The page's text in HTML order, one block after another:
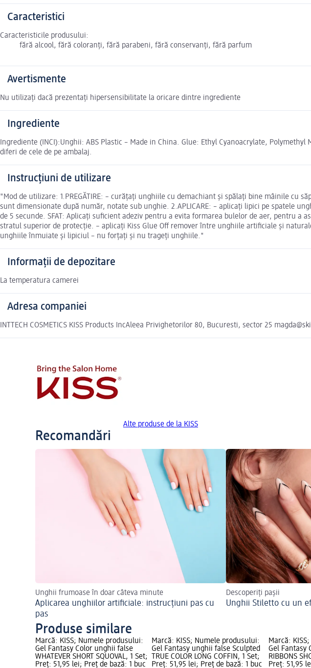
Caracteristici
Caracteristicile produsului:
fără alcool, fără coloranți, fără parabeni, fără conservanți, fără parfum
Avertismente
Nu utilizați dacă prezentați hipersensibilitate la oricare dintre ingrediente
Ingrediente
Ingrediente (INCI):Unghii: ABS Plastic – Made in China. Glue: Ethyl Cyanoacrylate,
diferi de cele de pe ambalaj.
Instrucțiuni de utilizare
"Mod de utilizare: 1.PREGĂTIRE: – curățați unghiile cu demachiant și spălați bine mâinile cu
sunt dimensionate după număr, notate sub unghie. 2.APLICARE: – aplicați lipici pe spatele
de 5 secunde. SFAT: Aplicați suficient adeziv pentru a evita formarea bulelor de aer, pentru
stratul superior de protecție. – aplicați Kiss Glue Off remover între unghiile artificiale și
unghiile înmuiate și lipiciul – nu forțați și nu trageți unghiile."
Informații de depozitare
La temperatura camerei
Adresa companiei
INTTECH COSMETICS KISS Products IncAleea Privighetorilor 80, Bucuresti, sector 25
Alte produse de la KISS
Recomandări
Unghii frumoase în doar câteva minute
Aplicarea unghiilor artificiale: instrucțiuni pas cu
pas
Descoperiți pașii
Unghii Stiletto cu un
Produse similare
Marcă: KISS; Numele produsului:
Gel Fantasy Color unghii false
WHATEVER SHORT SQUOVAL, 1 Set;
Preț: 51,95 lei; Preț de bază: 1 buc
Marcă: KISS; Numele produsului:
Gel Fantasy unghii false Sculpted
TRUE COLOR LONG COFFIN, 1 Set;
Preț: 51,95 lei; Preț de bază: 1 buc
Marcă:
Gel Fantasy
RIBBONS
Preț: 51,95